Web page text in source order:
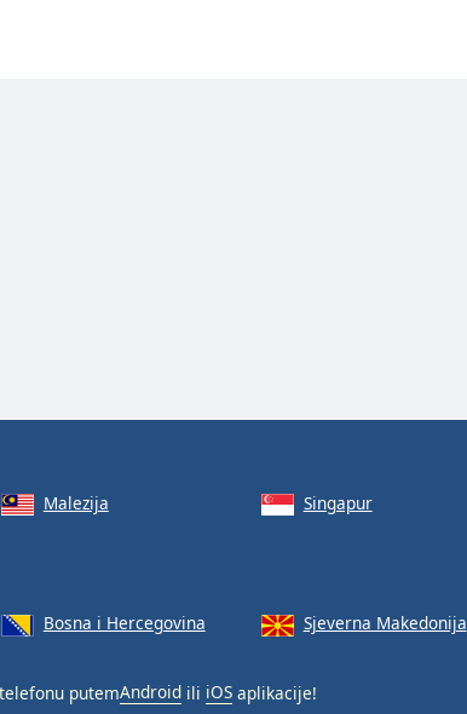
Malezija
Singapur
Bosna i Hercegovina Sjeverna Makedonija
putemAndroid ili iOS aplikacije!